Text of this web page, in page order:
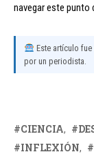
navegar este punto
Este artículo
por un periodista.
CIENCIA
INFLEXIÓN